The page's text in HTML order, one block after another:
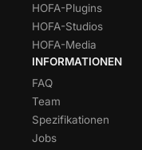
HOFA-Plugins
HOFA-Studios
HOFA-Media
INFORMATIONEN
FAQ
Team
Spezifikationen
Jobs